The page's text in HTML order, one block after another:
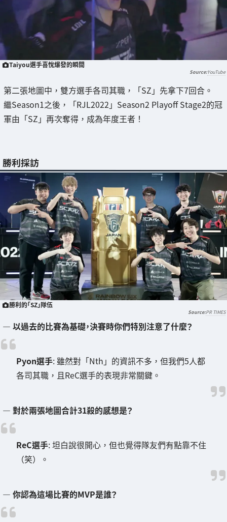
Taiyou選手喜悅爆發的瞬間
YouTube
第二張地圖中，雙方選手各司其職，「SZ」先拿下7回合。
繼Season1之後，「RJL2022」Season2 Playoff Stage2的冠
軍由「SZ」再次奪得，成為年度王者！
勝利採訪
勝利的「SZ」隊伍
PR TIMES
― 以過去的比賽為基礎，決賽時你們特別注意了什麼？
Pyon選手: 雖然對「Nth」的資訊不多，但我們5人都
各司其職，且ReC選手的表現非常關鍵。
― 對於兩張地圖合計31殺的感想是？
ReC選手: 坦白說很開心，但也覺得隊友們有點靠不住
（笑）。
― 你認為這場比賽的MVP是誰？